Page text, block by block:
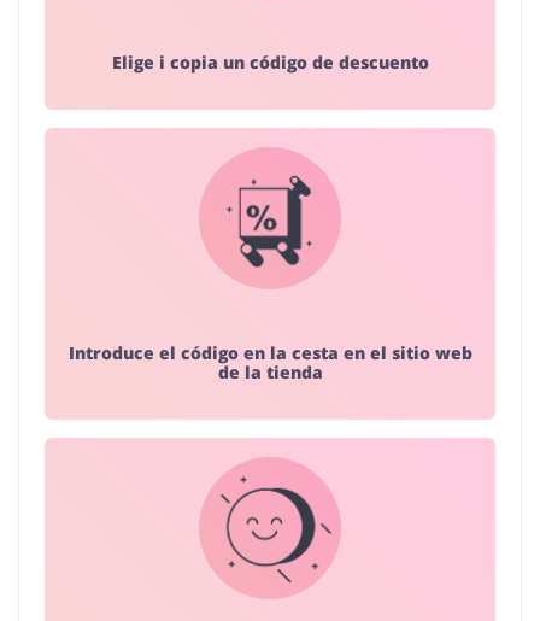
Elige i copia un código de descuento
Introduce el código en la cesta en el sitio web
de la tienda